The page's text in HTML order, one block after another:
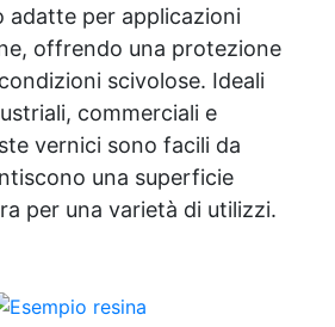
adatte per applicazioni
offrendo una protezione
scivolose. Ideali
commerciali e
vernici sono facili da
una superficie
per una varietà di utilizzi.